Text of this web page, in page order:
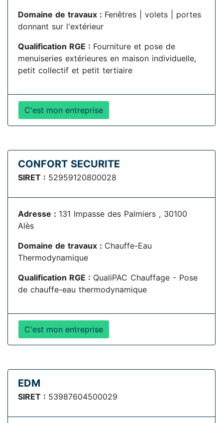
Domaine de travaux : Fenêtres | volets | portes
donnant sur l'extérieur
Qualification RGE : Fourniture et pose de
menuiseries extérieures en maison individuelle,
petit collectif et petit tertiaire
C'est mon entreprise
CONFORT SECURITE
SIRET : 52959120800028
Adresse : 131 Impasse des Palmiers , 30100
Alès
Domaine de travaux : Chauffe-Eau
Thermodynamique
Qualification RGE : QualiPAC Chauffage - Pose
de chauffe-eau thermodynamique
C'est mon entreprise
EDM
SIRET : 53987604500029